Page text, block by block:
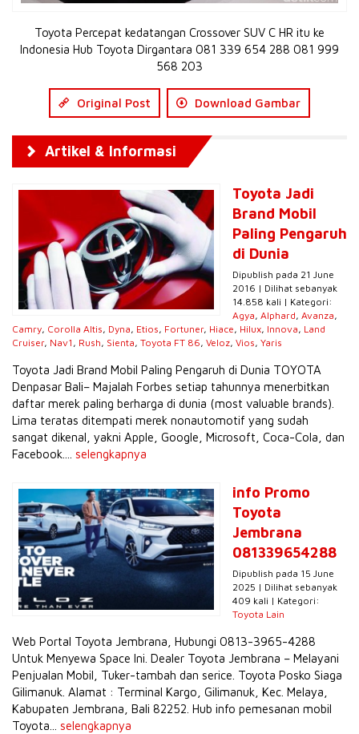
Toyota Percepat kedatangan Crossover SUV C HR itu ke
Indonesia Hub Toyota Dirgantara 081 339 654 288 081 999
568 203
Original Post Download Gambar
Artikel & Informasi
Toyota Jadi
Brand Mobil
Paling Pengaruh
di Dunia
Dipublish pada 21 June
2016 | Dilihat sebanyak
14.858 kali | Kategori:
Agya, Alphard, Avanza,
Camry, Corolla Altis, Dyna, Etios, Fortuner, Hiace, Hilux, Innova, Land
Cruiser, Nav1 , Rush, Sienta, Toyota FT 86, Veloz, Vios, Yaris
Toyota Jadi Brand Mobil Paling Pengaruh di Dunia TOYOTA
Denpasar Bali– Majalah Forbes setiap tahunnya menerbitkan
daftar merek paling berharga di dunia (most valuable brands).
Lima teratas ditempati merek nonautomotif yang sudah
sangat dikenal, yakni Apple, Google, Microsoft, Coca-Cola, dan
Facebook.... selengkapnya
info Promo
Toyota
Jembrana
081339654288
Dipublish pada 15 June
2025 | Dilihat sebanyak
409 kali | Kategori:
Toyota Lain
Web Portal Toyota Jembrana, Hubungi 0813-3965-4288
Untuk Menyewa Space Ini. Dealer Toyota Jembrana – Melayani
Penjualan Mobil, Tuker-tambah dan serice. Toyota Posko Siaga
Gilimanuk. Alamat : Terminal Kargo, Gilimanuk, Kec. Melaya,
Kabupaten Jembrana, Bali 82252. Hub info pemesanan mobil
Toyota... selengkapnya